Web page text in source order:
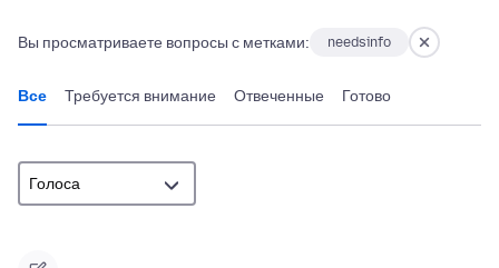
Вы просматриваете вопросы с метками: needsinfo
Все Требуется внимание Отвеченные Готово